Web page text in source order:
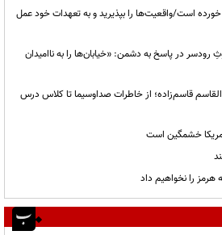
است/واقعیت‌ها را بپذیرید و به تعهدات خود عمل
رودسر در پاسخ به دشمن: «خیابان‌ها را به ناامیدان
قاسم‌زاده؛ از خاطرات صداوسیما تا کلاس درس
خشمگین است
هرمز را نخواهیم داد